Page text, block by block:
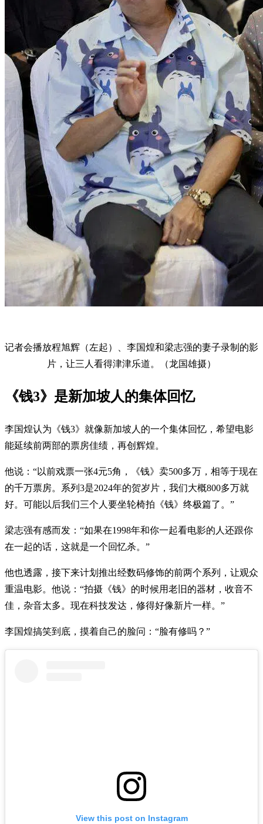
记者会播放程旭辉（左起）、李国煌和梁志强的妻子录制的影
片，让三人看得津津乐道。（龙国雄摄）
《钱3》是新加坡人的集体回忆
李国煌认为《钱3》就像新加坡人的一个集体回忆，希望电影
能延续前两部的票房佳绩，再创辉煌。
他说：“以前戏票一张4元5角，《钱》卖500多万，相等于现在
的千万票房。系列3是2024年的贺岁片，我们大概800多万就
好。可能以后我们三个人要坐轮椅拍《钱》终极篇了。”
梁志强有感而发：“如果在1998年和你一起看电影的人还跟你
在一起的话，这就是一个回忆杀。”
他也透露，接下来计划推出经数码修饰的前两个系列，让观众
重温电影。他说：“拍摄《钱》的时候用老旧的器材，收音不
佳，杂音太多。现在科技发达，修得好像新片一样。”
李国煌搞笑到底，摸着自己的脸问：“脸有修吗？”
View this post on Instagram